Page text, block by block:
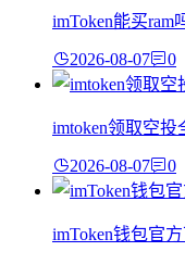
imToken能买ram
2026-08-07 0
imtoken领取空
2026-08-07 0
imToken钱包官